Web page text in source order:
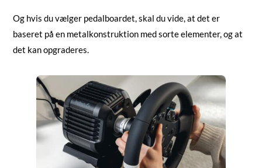
Og hvis du vælger pedalboardet, skal du vide, at det er
baseret på en metalkonstruktion med sorte elementer, og at
det kan opgraderes.